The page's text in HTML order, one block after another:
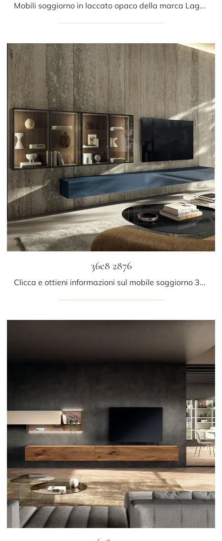
Mobili soggiorno in laccato opaco della marca Lago: clicca e scopri il modello Materia 2765 tra le più esclusive soluzioni per il living.
36e8 2876
Clicca e ottieni informazioni sul mobile soggiorno 36e8 2876 Lago in vetro: arreda un living pratico e operativo.